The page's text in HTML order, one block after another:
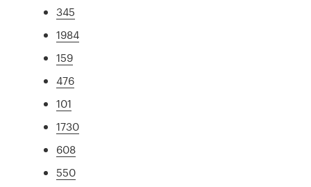
345
1984
159
476
101
1730
608
550